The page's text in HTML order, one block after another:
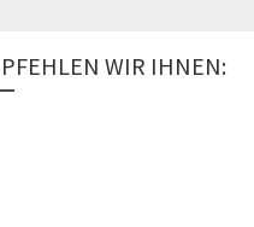
WIR IHNEN: